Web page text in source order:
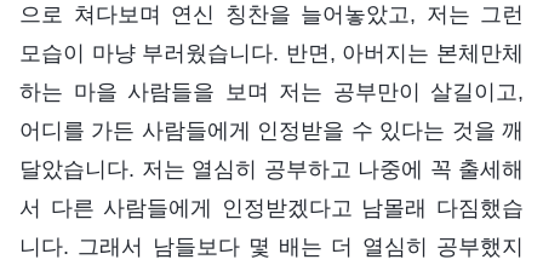
으로 쳐다보며 연신 칭찬을 늘어놓았고, 저는 그런
모습이 마냥 부러웠습니다. 반면, 아버지는 본체만체
하는 마을 사람들을 보며 저는 공부만이 살길이고,
어디를 가든 사람들에게 인정받을 수 있다는 것을 깨
달았습니다. 저는 열심히 공부하고 나중에 꼭 출세해
서 다른 사람들에게 인정받겠다고 남몰래 다짐했습
니다. 그래서 남들보다 몇 배는 더 열심히 공부했지